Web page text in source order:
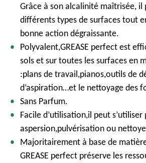
Grâce à son alcalinité maîtrisée,
différents types de surfaces tout
bonne action dégraissante.
Polyvalent,GREASE perfect est
sols et sur toutes les surfaces en
:plans de travail,pianos,outils de
d’aspiration…et le nettoyage des
Sans Parfum.
Facile d’utilisation,il peut
aspersion,pulvérisation ou
Majoritairement à base de
GREASE perfect préserve les